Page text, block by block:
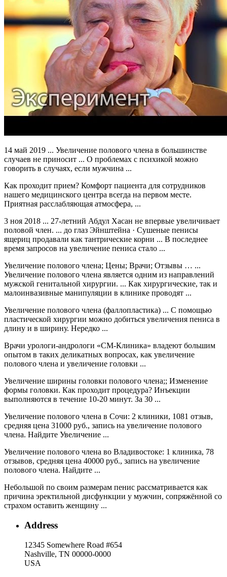
14 май 2019 ... Увеличение полового члена в большинстве
случаев не приносит ... О проблемах с психикой можно
говорить в случаях, если мужчина ...
Как проходит прием? Комфорт пациента для сотрудников
нашего медицинского центра всегда на первом месте.
Приятная расслабляющая атмосфера, ...
3 ноя 2018 ... 27-летний Абдул Хасан не впервые увеличивает
половой член. ... до глаз Эйнштейна · Сушеные пенисы
ящериц продавали как тантрические корни ... В последнее
время запросов на увеличение пениса стало ...
Увеличение полового члена; Цены; Врачи; Отзывы … ...
Увеличение полового члена является одним из направлений
мужской генитальной хирургии. ... Как хирургические, так и
малоинвазивные манипуляции в клинике проводят ...
Увеличение полового члена (фаллопластика) ... С помощью
пластической хирургии можно добиться увеличения пениса в
длину и в ширину. Нередко ...
Врачи урологи-андрологи «СМ-Клиника» владеют большим
опытом в таких деликатных вопросах, как увеличение
полового члена и увеличение головки ...
Увеличение ширины головки полового члена;; Изменение
формы головки. Как проходит процедура? Инъекции
выполняются в течение 10-20 минут. За 30 ...
Увеличение полового члена в Сочи: 2 клиники, 1081 отзыв,
средняя цена 31000 руб., запись на увеличение полового
члена. Найдите Увеличение ...
Увеличение полового члена во Владивостоке: 1 клиника, 78
отзывов, средняя цена 40000 руб., запись на увеличение
полового члена. Найдите ...
Небольшой по своим размерам пенис рассматривается как
причина эректильной дисфункции у мужчин, сопряжённой со
страхом оставить женщину ...
Address
12345 Somewhere Road #654
Nashville, TN 00000-0000
USA